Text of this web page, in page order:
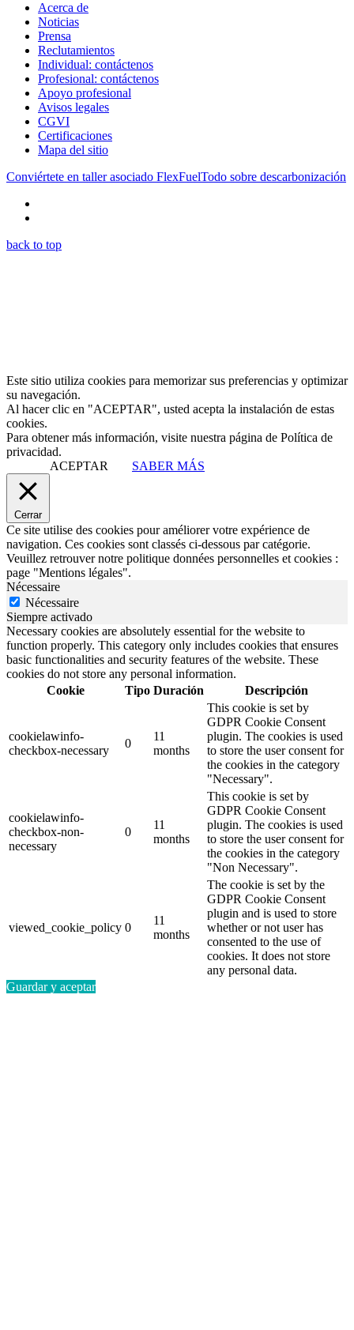
Acerca de
Noticias
Prensa
Reclutamientos
Individual: contáctenos
Profesional: contáctenos
Apoyo profesional
Avisos legales
CGVI
Certificaciones
Mapa del sitio
Conviértete en taller asociado FlexFuelTodo sobre descarbonización
back to top
Este sitio utiliza cookies para memorizar sus preferencias y optimizar
su navegación.
Al hacer clic en "ACEPTAR", usted acepta la instalación de estas
cookies.
Para obtener más información, visite nuestra página de Política de
privacidad.
ACEPTAR
SABER MÁS
Cerrar
Ce site utilise des cookies pour améliorer votre expérience de
navigation. Ces cookies sont classés ci-dessous par catégorie.
Veuillez retrouver notre politique données personnelles et cookies :
page "Mentions légales".
Nécessaire
Nécessaire
Siempre activado
Necessary cookies are absolutely essential for the website to
function properly. This category only includes cookies that ensures
basic functionalities and security features of the website. These
cookies do not store any personal information.
Cookie
Tipo Duración Descripción
cookielawinfo-
checkbox-necessary
0
11
months
This cookie is set by
GDPR Cookie Consent
plugin. The cookies is used
to store the user consent for
the cookies in the category
"Necessary".
cookielawinfo-
checkbox-non-
necessary
0
11
months
This cookie is set by
GDPR Cookie Consent
plugin. The cookies is used
to store the user consent for
the cookies in the category
"Non Necessary".
viewed_cookie_policy 0
11
months
The cookie is set by the
GDPR Cookie Consent
plugin and is used to store
whether or not user has
consented to the use of
cookies. It does not store
any personal data.
Guardar y aceptar